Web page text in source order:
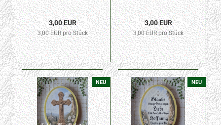
Stickrand) 50x70mm
3,00 EUR
3,00 EUR pro Stück
Stickrand) 50x70mm
3,00 EUR
3,00 EUR pro Stück
NEU NEU